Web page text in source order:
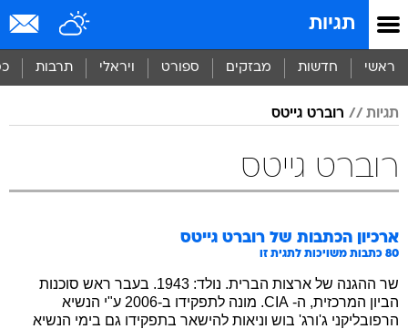
תגיות
ראשי חדשות מבזקים ספורט ויראלי תרבות
תגיות רוברט גייטס
רוברט גייטס
ארכיון הכתבות של רוברט גייטס
80 כתבות משויכות לתגית זו
שר ההגנה של ארצות הברית. נולד: 1943. בעבר ראש סוכנות
הביון המרכזית, ה- CIA. מונה לתפקידו ב-2006 ע"י הנשיא
הרפובליקני ג'ורג' בוש וניאות להישאר בתפקידו גם בימי הנשיא